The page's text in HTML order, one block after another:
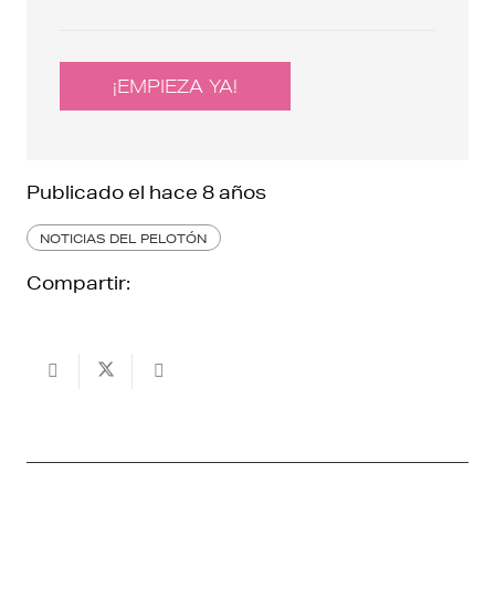
¡EMPIEZA YA!
Publicado el hace 8 años
NOTICIAS DEL PELOTÓN
Compartir: